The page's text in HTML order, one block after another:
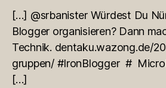
[…] @srbanister Würdest Du
Blogger organisieren? Dann
Technik. dentaku.wazong.de/
gruppen/ #IronBlogger #
[…]